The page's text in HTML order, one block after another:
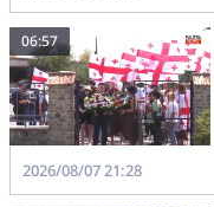
06:57
2026/08/07 21:28